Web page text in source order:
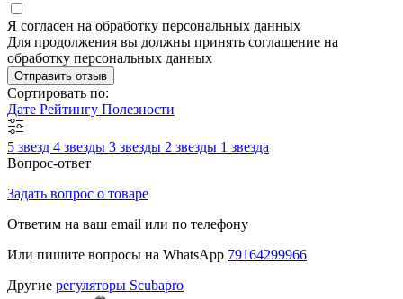
Я согласен на обработку персональных данных
Для продолжения вы должны принять соглашение на
обработку персональных данных
Отправить отзыв
Сортировать по:
Дате Рейтингу Полезности
5 звезд 4 звезды 3 звезды 2 звезды 1 звезда
Вопрос-ответ
Задать вопрос о товаре
Ответим на ваш email или по телефону
Или пишите вопросы на WhatsApp 79164299966
Другие регуляторы Scubapro